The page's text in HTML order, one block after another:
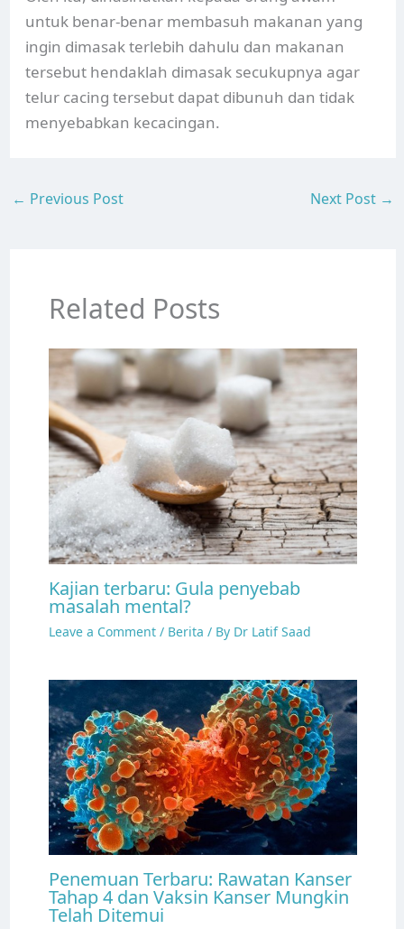
untuk benar-benar membasuh makanan yang
ingin dimasak terlebih dahulu dan makanan
tersebut hendaklah dimasak secukupnya agar
telur cacing tersebut dapat dibunuh dan tidak
menyebabkan kecacingan.
← Previous Post Next Post →
Related Posts
Kajian terbaru: Gula penyebab
masalah mental?
Leave a Comment / Berita / By Dr Latif Saad
Penemuan Terbaru: Rawatan Kanser
Tahap 4 dan Vaksin Kanser Mungkin
Telah Ditemui